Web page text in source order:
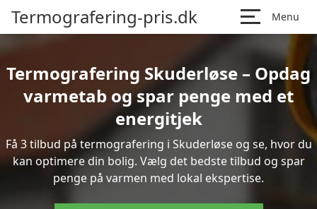
Termografering-pris.dk Menu
Termografering Skuderløse – Opdag
varmetab og spar penge med et
energitjek
Få 3 tilbud på termografering i Skuderløse og se, hvor du
kan optimere din bolig. Vælg det bedste tilbud og spar
penge på varmen med lokal ekspertise.